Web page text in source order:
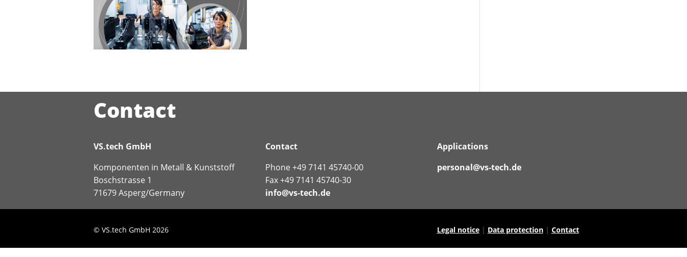
Contact
VS.tech GmbH
Komponenten in Metall & Kunststoff
Boschstrasse 1
71679 Asperg/Germany
Contact
Phone +49 7141 45740-00
Fax +49 7141 45740-30
info@vs-tech.de
Applications
personal@vs-tech.de
© VS.tech GmbH 2026 Legal notice| Data protection| Contact